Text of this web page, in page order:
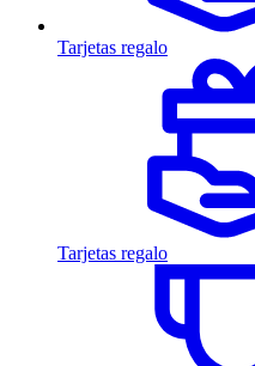
Tarjetas regalo
Tarjetas regalo